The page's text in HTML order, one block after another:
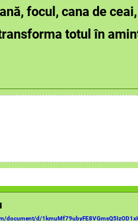
focul, cana de
totul în
document/d/